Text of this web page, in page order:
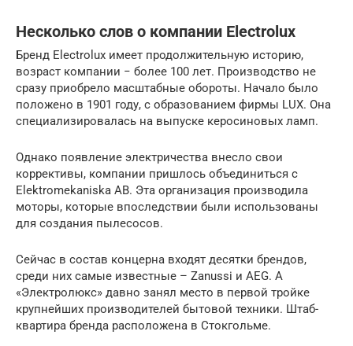
Несколько слов о компании Electrolux
Бренд Electrolux имеет продолжительную историю,
возраст компании − более 100 лет. Производство не
сразу приобрело масштабные обороты. Начало было
положено в 1901 году, с образованием фирмы LUX. Она
специализировалась на выпуске керосиновых ламп.
Однако появление электричества внесло свои
коррективы, компании пришлось объединиться с
Elektromekaniska AB. Эта организация производила
моторы, которые впоследствии были использованы
для создания пылесосов.
Сейчас в состав концерна входят десятки брендов,
среди них самые известные – Zanussi и AEG. А
«Электролюкс» давно занял место в первой тройке
крупнейших производителей бытовой техники. Штаб-
квартира бренда расположена в Стокгольме.